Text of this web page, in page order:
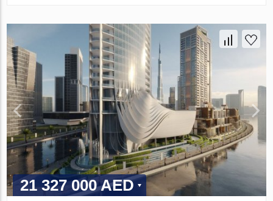
21 327 000 AED